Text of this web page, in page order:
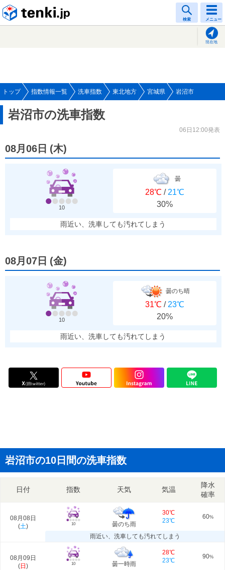
検索 メニュー
現在地
トップ 指数情報一覧 洗車指数 東北地方 宮城県 岩沼市
岩沼市の洗車指数
06日12:00発表
08月06日 (木)
10
曇
28℃ / 21℃
30%
雨近い、洗車しても汚れてしまう
08月07日 (金)
10
曇のち晴
31℃ / 23℃
20%
雨近い、洗車しても汚れてしまう
岩沼市の10日間の洗車指数
日付 指数 天気 気温
降水
確率
08月08日
(土) 10 曇のち雨
30℃
23℃
60%
雨近い、洗車しても汚れてしまう
08月09日
(日 ) 10 曇一時雨
28℃
23℃
90%